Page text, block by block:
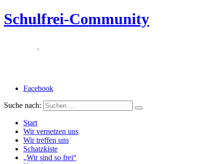
Schulfrei-Community
Facebook
Suche nach:
Start
Wir vernetzen uns
Wir treffen uns
Schatzkiste
„Wir sind so frei“